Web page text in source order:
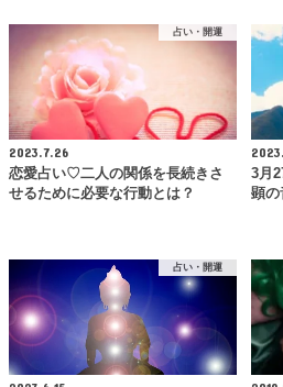
占い・開運
2023.7.26
恋愛占い♡二人の関係を長続きさ
せるために必要な行動とは？
3月
顕の
占い・開運